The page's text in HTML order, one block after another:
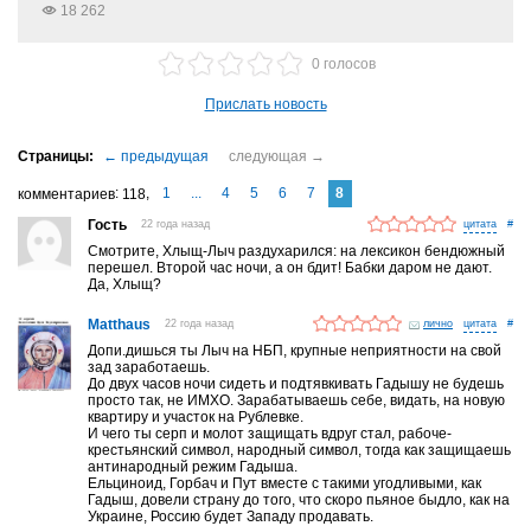
18 262
0 голосов
Прислать новость
комментариев 118 1 4 5 6 7
8
Гость
22 года назад #
Смотрите, Хлыщ-Лыч раздухарился: на лексикон бендюжный
перешел. Второй час ночи, а он бдит! Бабки даром не дают.
Да, Хлыщ?
Matthaus 22 года назад лично #
Допи.дишься ты Лыч на НБП, крупные неприятности на свой
зад заработаешь.
До двух часов ночи сидеть и подтявкивать Гадышу не будешь
просто так, не ИМХО. Зарабатываешь себе, видать, на новую
квартиру и участок на Рублевке.
И чего ты серп и молот защищать вдруг стал, рабоче-
крестьянский символ, народный символ, тогда как защищаешь
антинародный режим Гадыша.
Ельциноид, Горбач и Пут вместе с такими угодливыми, как
Гадыш, довели страну до того, что скоро пьяное быдло, как на
Украине, Россию будет Западу продавать.